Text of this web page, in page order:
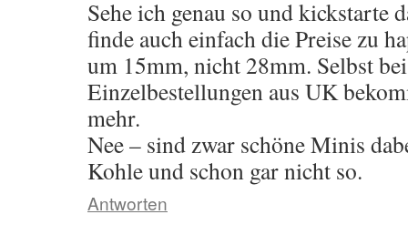
Sehe ich genau so und kickstarte
finde auch einfach die Preise zu
um 15mm, nicht 28mm. Selbst
Einzelbestellungen aus UK
mehr.
Nee – sind zwar schöne Minis
Kohle und schon gar nicht so.
Antworten